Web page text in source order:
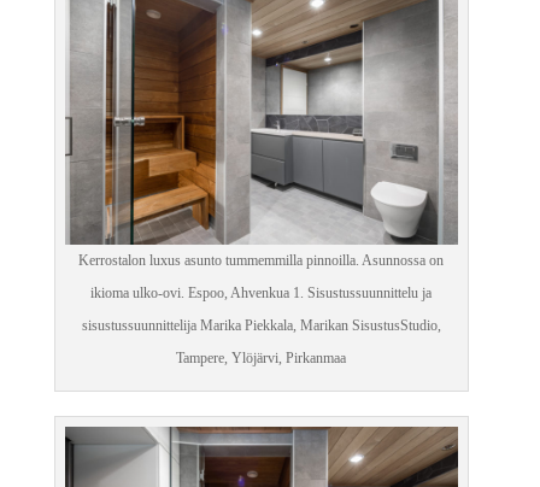
Kerrostalon luxus asunto tummemmilla pinnoilla. Asunnossa on
ikioma ulko-ovi. Espoo, Ahvenkua 1. Sisustussuunnittelu ja
sisustussuunnittelija Marika Piekkala, Marikan SisustusStudio,
Tampere, Ylöjärvi, Pirkanmaa